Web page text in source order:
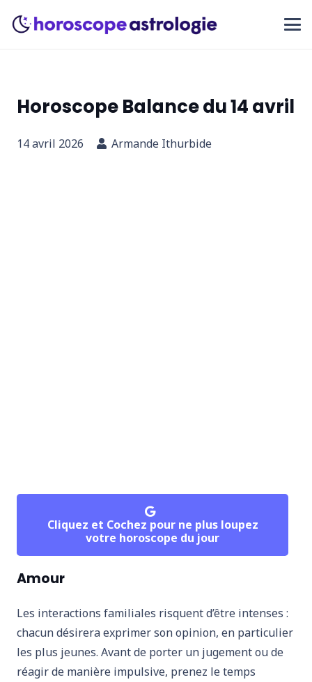
Horoscope Balance du 14 avril
14 avril 2026 Armande Ithurbide
Cliquez et Cochez pour ne plus loupez
votre horoscope du jour
Amour
Les interactions familiales risquent d’être intenses :
chacun désirera exprimer son opinion, en particulier
les plus jeunes. Avant de porter un jugement ou de
réagir de manière impulsive, prenez le temps